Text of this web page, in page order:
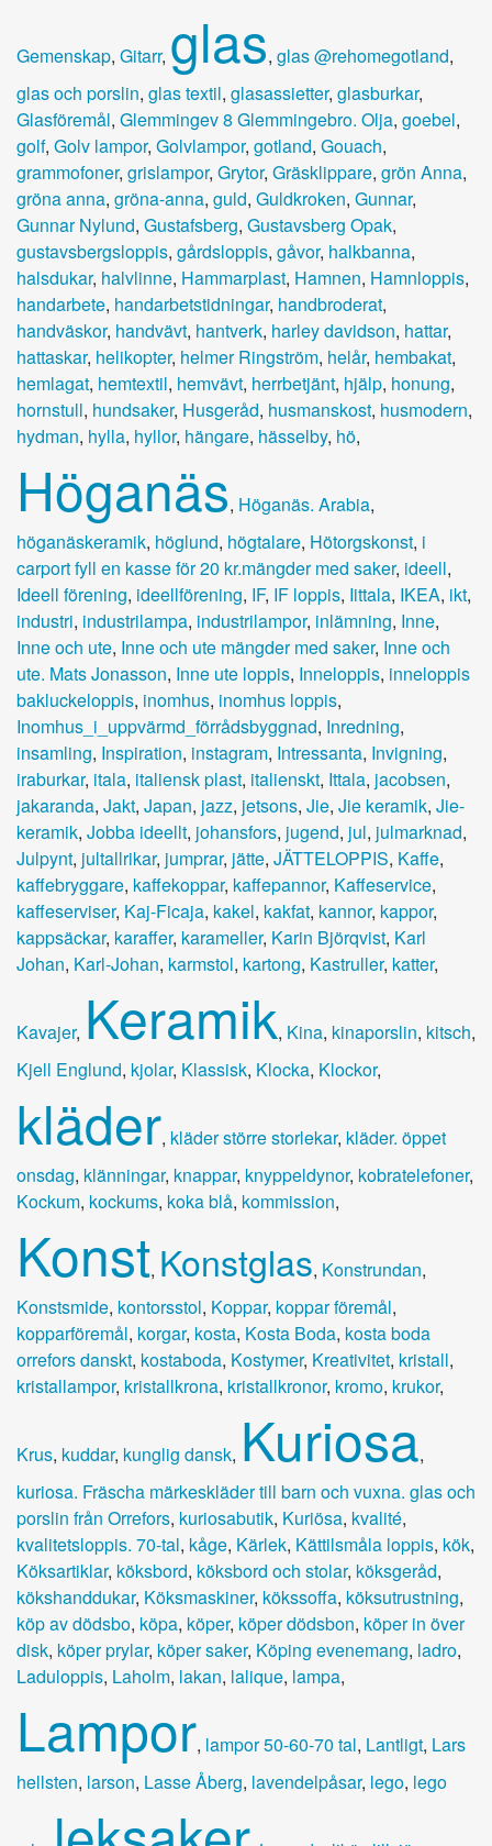
Gemenskap, Gitarr, glas, glas @rehomegotland,
glas och porslin, glas textil, glasassietter, glasburkar,
Glasföremål, Glemmingev 8 Glemmingebro. Olja, goebel,
golf, Golv lampor, Golvlampor, gotland, Gouach,
grammofoner, grislampor, Grytor, Gräsklippare, grön Anna,
gröna anna, gröna-anna, guld, Guldkroken, Gunnar,
Gunnar Nylund, Gustafsberg, Gustavsberg Opak,
gustavsbergsloppis, gårdsloppis, gåvor, halkbanna,
halsdukar, halvlinne, Hammarplast, Hamnen, Hamnloppis,
handarbete, handarbetstidningar, handbroderat,
handväskor, handvävt, hantverk, harley davidson, hattar,
hattaskar, helikopter, helmer Ringström, helår, hembakat,
hemlagat, hemtextil, hemvävt, herrbetjänt, hjälp, honung,
hornstull, hundsaker, Husgeråd, husmanskost, husmodern,
hydman, hylla, hyllor, hängare, hässelby, hö,
Höganäs, Höganäs. Arabia,
höganäskeramik, höglund, högtalare, Hötorgskonst, i
carport fyll en kasse för 20 kr.mängder med saker, ideell,
Ideell förening, ideellförening, IF, IF loppis, Iittala, IKEA, ikt,
industri, industrilampa, industrilampor, inlämning, Inne,
Inne och ute, Inne och ute mängder med saker, Inne och
ute. Mats Jonasson, Inne ute loppis, Inneloppis, inneloppis
bakluckeloppis, inomhus, inomhus loppis,
Inomhus_i_uppvärmd_förrådsbyggnad, Inredning,
insamling, Inspiration, instagram, Intressanta, Invigning,
iraburkar, itala, italiensk plast, italienskt, Ittala, jacobsen,
jakaranda, Jakt, Japan, jazz, jetsons, Jie, Jie keramik, Jie-
keramik, Jobba ideellt, johansfors, jugend, jul, julmarknad,
Julpynt, jultallrikar, jumprar, jätte, JÄTTELOPPIS, Kaffe,
kaffebryggare, kaffekoppar, kaffepannor, Kaffeservice,
kaffeserviser, Kaj-Ficaja, kakel, kakfat, kannor, kappor,
kappsäckar, karaffer, karameller, Karin Björqvist, Karl
Johan, Karl-Johan, karmstol, kartong, Kastruller, katter,
Kavajer, Keramik, Kina, kinaporslin, kitsch,
Kjell Englund, kjolar, Klassisk, Klocka, Klockor,
kläder, kläder större storlekar, kläder. öppet
onsdag, klänningar, knappar, knyppeldynor, kobratelefoner,
Kockum, kockums, koka blå, kommission,
Konst, Konstglas, Konstrundan,
Konstsmide, kontorsstol, Koppar, koppar föremål,
kopparföremål, korgar, kosta, Kosta Boda, kosta boda
orrefors danskt, kostaboda, Kostymer, Kreativitet, kristall,
kristallampor, kristallkrona, kristallkronor, kromo, krukor,
Krus, kuddar, kunglig dansk, Kuriosa,
kuriosa. Fräscha märkeskläder till barn och vuxna. glas och
porslin från Orrefors, kuriosabutik, Kuriösa, kvalité,
kvalitetsloppis. 70-tal, kåge, Kärlek, Kättilsmåla loppis, kök,
Köksartiklar, köksbord, köksbord och stolar, köksgeråd,
kökshanddukar, Köksmaskiner, kökssoffa, köksutrustning,
köp av dödsbo, köpa, köper, köper dödsbon, köper in över
disk, köper prylar, köper saker, Köping evenemang, ladro,
Laduloppis, Laholm, lakan, lalique, lampa,
Lampor, lampor 50-60-70 tal, Lantligt, Lars
hellsten, larson, Lasse Åberg, lavendelpåsar, lego, lego